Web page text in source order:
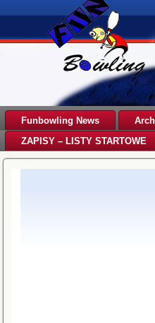
Funbowling News
ZAPISY – LISTY STARTOWE